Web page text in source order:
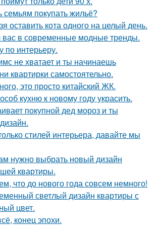
семьям покупать жильё?
оставить кота одного на целый день.
в современные модные тренды.
по интерьеру.
не хватает и ты начинаешь
квартирки самостоятельно.
это просто китайский ЖК.
кухню к новому году украсить.
покупной дед мороз и ты
стилей интерьера, давайте мы
нужно выбрать новый дизайн
квартиры.
что до нового года совсем немного!
светлый дизайн квартиры с
цвет.
конец эпохи.